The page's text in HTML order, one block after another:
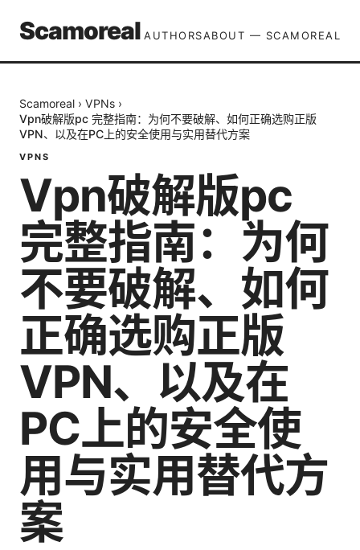
Scamoreal AUTHORSABOUT — SCAMOREAL
Scamoreal › VPNs ›
Vpn破解版pc 完整指南：为何不要破解、如何正确选购正版
VPN、以及在PC上的安全使用与实用替代方案
VPNS
Vpn破解版pc
完整指南：为何
不要破解、如何
正确选购正版
VPN、以及在
PC上的安全使
用与实用替代方
案